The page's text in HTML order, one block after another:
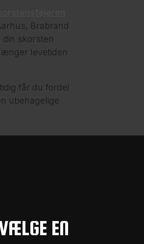
Brabrand
skorsten
levetiden
får du fordel
ubehagelige
EN